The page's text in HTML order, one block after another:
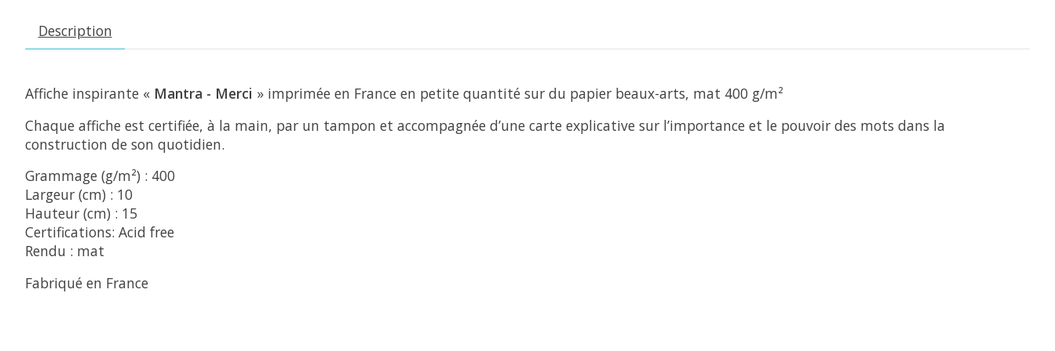
Description
Affiche inspirante « Mantra - Merci » imprimée en France en petite quantité sur du papier beaux-arts, mat 400 g/m²
Chaque affiche est certifiée, à la main, par un tampon et accompagnée d’une carte explicative sur l’importance et le pouvoir des mots dans la
construction de son quotidien.
Grammage (g/m²) : 400
Largeur (cm) : 10
Hauteur (cm) : 15
Certifications: Acid free
Rendu : mat
Fabriqué en France